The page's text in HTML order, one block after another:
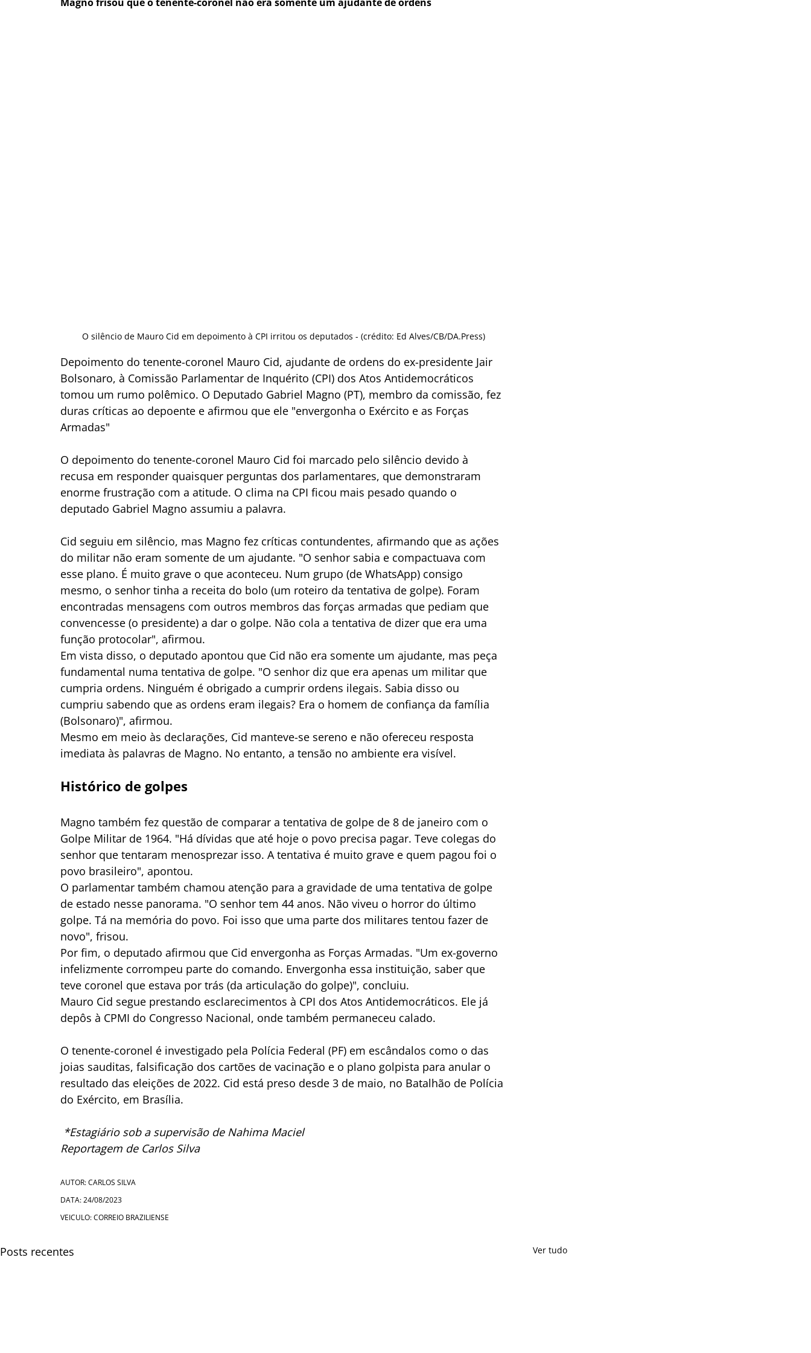
O silêncio de Mauro Cid em depoimento à CPI irritou os deputados - (crédito: Ed Alves/CB/DA.Press)
Depoimento do tenente-coronel Mauro Cid, ajudante de ordens do ex-presidente Jair
Bolsonaro, à Comissão Parlamentar de Inquérito (CPI) dos Atos Antidemocráticos
tomou um rumo polêmico. O Deputado Gabriel Magno (PT), membro da comissão, fez
duras críticas ao depoente e afirmou que ele "envergonha o Exército e as Forças
Armadas"
O depoimento do tenente-coronel Mauro Cid foi marcado pelo silêncio devido à
recusa em responder quaisquer perguntas dos parlamentares, que demonstraram
enorme frustração com a atitude. O clima na CPI ficou mais pesado quando o
deputado Gabriel Magno assumiu a palavra.
Cid seguiu em silêncio, mas Magno fez críticas contundentes, afirmando que as ações
do militar não eram somente de um ajudante. "O senhor sabia e compactuava com
esse plano. É muito grave o que aconteceu. Num grupo (de WhatsApp) consigo
mesmo, o senhor tinha a receita do bolo (um roteiro da tentativa de golpe). Foram
encontradas mensagens com outros membros das forças armadas que pediam que
convencesse (o presidente) a dar o golpe. Não cola a tentativa de dizer que era uma
função protocolar", afirmou.
Em vista disso, o deputado apontou que Cid não era somente um ajudante, mas peça
fundamental numa tentativa de golpe. "O senhor diz que era apenas um militar que
cumpria ordens. Ninguém é obrigado a cumprir ordens ilegais. Sabia disso ou
cumpriu sabendo que as ordens eram ilegais? Era o homem de confiança da família
(Bolsonaro)", afirmou.
Mesmo em meio às declarações, Cid manteve-se sereno e não ofereceu resposta
imediata às palavras de Magno. No entanto, a tensão no ambiente era visível.
Histórico de golpes
Magno também fez questão de comparar a tentativa de golpe de 8 de janeiro com o
Golpe Militar de 1964. "Há dívidas que até hoje o povo precisa pagar. Teve colegas do
senhor que tentaram menosprezar isso. A tentativa é muito grave e quem pagou foi o
povo brasileiro", apontou.
O parlamentar também chamou atenção para a gravidade de uma tentativa de golpe
de estado nesse panorama. "O senhor tem 44 anos. Não viveu o horror do último
golpe. Tá na memória do povo. Foi isso que uma parte dos militares tentou fazer de
novo", frisou.
Por fim, o deputado afirmou que Cid envergonha as Forças Armadas. "Um ex-governo
infelizmente corrompeu parte do comando. Envergonha essa instituição, saber que
teve coronel que estava por trás (da articulação do golpe)", concluiu.
Mauro Cid segue prestando esclarecimentos à CPI dos Atos Antidemocráticos. Ele já
depôs à CPMI do Congresso Nacional, onde também permaneceu calado.
O tenente-coronel é investigado pela Polícia Federal (PF) em escândalos como o das
joias sauditas, falsificação dos cartões de vacinação e o plano golpista para anular o
resultado das eleições de 2022. Cid está preso desde 3 de maio, no Batalhão de Polícia
do Exército, em Brasília.
*Estagiário sob a supervisão de Nahima Maciel
Reportagem de Carlos Silva
AUTOR: CARLOS SILVA
DATA: 24/08/2023
VEICULO: CORREIO BRAZILIENSE
Posts recentes Ver tudo